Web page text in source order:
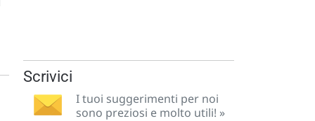
Scrivici
I tuoi suggerimenti per noi
sono preziosi e molto utili! »